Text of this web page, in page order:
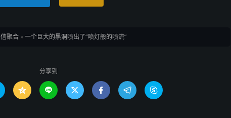
信聚合 » 一个巨大的黑洞喷出了“喷灯般的喷流”
分享到
     